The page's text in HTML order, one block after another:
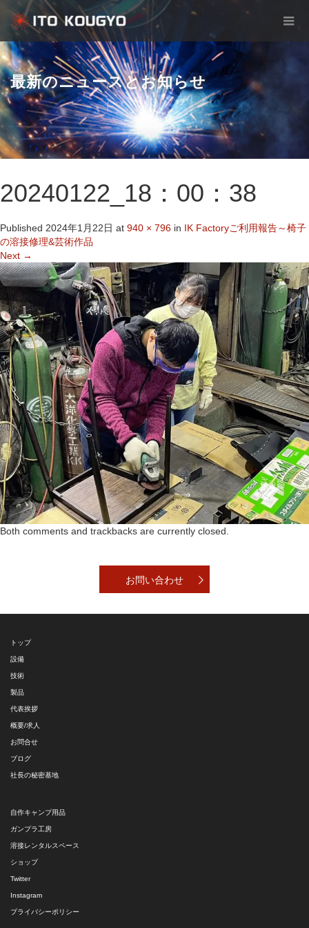
最新のニュースとお知らせ
20240122_18：00：38
Published 2024年1月22日 at 940 × 796 in IK Factoryご利用報告～椅子
の溶接修理&芸術作品
Next →
Both comments and trackbacks are currently closed.
お問い合わせ
トップ
設備
技術
製品
代表挨拶
概要/求人
お問合せ
ブログ
社長の秘密基地
自作キャンプ用品
ガンプラ工房
溶接レンタルスペース
ショップ
Twitter
Instagram
プライバシーポリシー